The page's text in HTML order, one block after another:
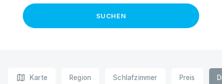
SUCHEN
map Karte Region Schlafzimmer Preis